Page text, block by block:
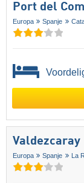
Port del
Europa Spanje
Valdezcaray
Europa Spanje La